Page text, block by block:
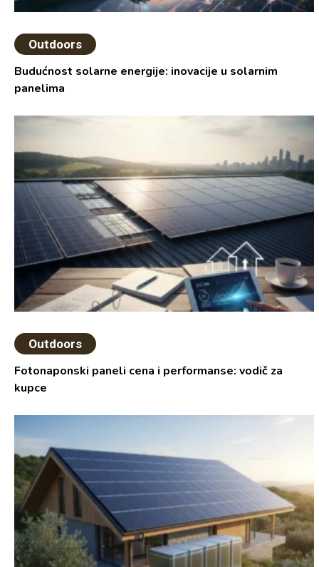
Outdoors
Budućnost solarne energije: inovacije u solarnim
panelima
Outdoors
Fotonaponski paneli cena i performanse: vodič za
kupce